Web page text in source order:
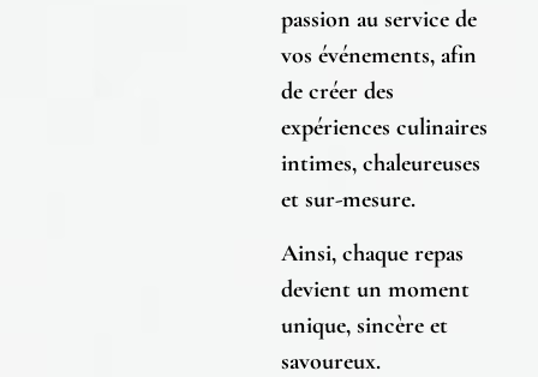
passion au service de
vos événements, afin
de créer des
expériences culinaires
intimes, chaleureuses
et sur-mesure.
Ainsi, chaque repas
devient un moment
unique, sincère et
savoureux.